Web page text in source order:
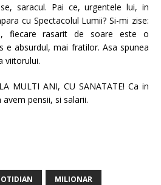
saracul. Pai ce, urgentele lui, in
cu Spectacolul Lumii? Si-mi zise:
fiecare rasarit de soare este o
e absurdul, mai fratilor. Asa spunea
viitorului.
MULTI ANI, CU SANATATE! Ca in
pensii, si salarii.
MILIONAR